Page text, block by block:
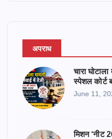
अपराध
चारा
स्पेशल कोर्ट
June 11,
मिशन ‘नीट